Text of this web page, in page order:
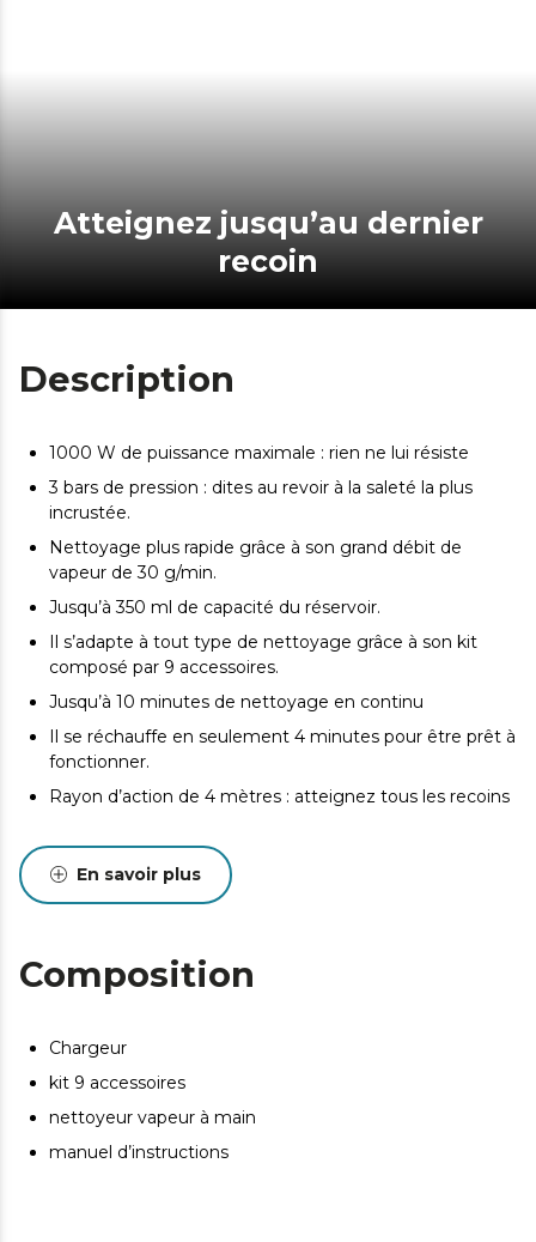
Atteignez jusqu’au dernier
recoin
Description
1000 W de puissance maximale : rien ne lui résiste
3 bars de pression : dites au revoir à la saleté la plus
incrustée.
Nettoyage plus rapide grâce à son grand débit de
vapeur de 30 g/min.
Jusqu’à 350 ml de capacité du réservoir.
Il s’adapte à tout type de nettoyage grâce à son kit
composé par 9 accessoires.
Jusqu’à 10 minutes de nettoyage en continu
Il se réchauffe en seulement 4 minutes pour être prêt à
fonctionner.
Rayon d’action de 4 mètres : atteignez tous les recoins
En savoir plus
Composition
Chargeur
kit 9 accessoires
nettoyeur vapeur à main
manuel d’instructions